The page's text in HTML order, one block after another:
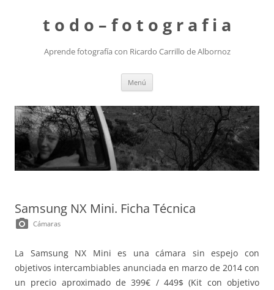
t o d o – f o t o g r a f i a
Aprende fotografía con Ricardo Carrillo de Albornoz
Menú
Samsung NX Mini. Ficha Técnica
photo_camera Cámaras
La Samsung NX Mini es una cámara sin espejo con
objetivos intercambiables anunciada en marzo de 2014 con
un precio aproximado de 399€ / 449$ (Kit con objetivo